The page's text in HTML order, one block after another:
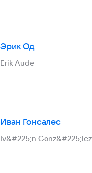
Эрик Од
Erik Aude
Иван Гонсалес
Iv&#225;n Gonz&#225;lez